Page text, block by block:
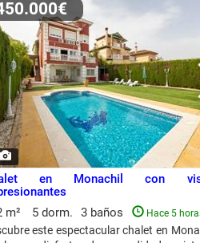
450.000€
en Monachil con
m²
5 dorm. 3 baños Hace 5
este espectacular chalet en